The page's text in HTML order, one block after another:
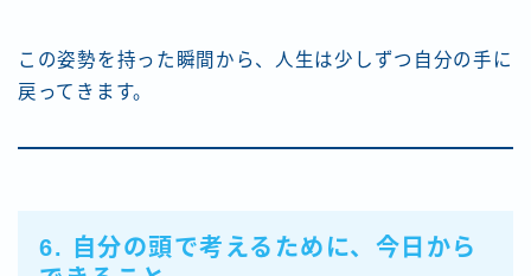
この姿勢を持った瞬間から、人生は少しずつ自分の手に
戻ってきます。
6. 自分の頭で考えるために、今日から